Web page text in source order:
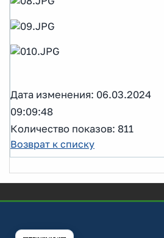
Дата изменения: 06.03.2024
09:09:48
Количество показов: 811
Возврат к списку